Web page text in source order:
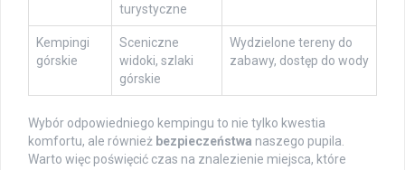
turystyczne
Kempingi
górskie
Sceniczne
widoki, szlaki
górskie
Wydzielone tereny do
zabawy, dostęp do wody
Wybór odpowiedniego kempingu to nie tylko kwestia
komfortu, ale również bezpieczeństwa naszego pupila.
Warto więc poświęcić czas na znalezienie miejsca, które